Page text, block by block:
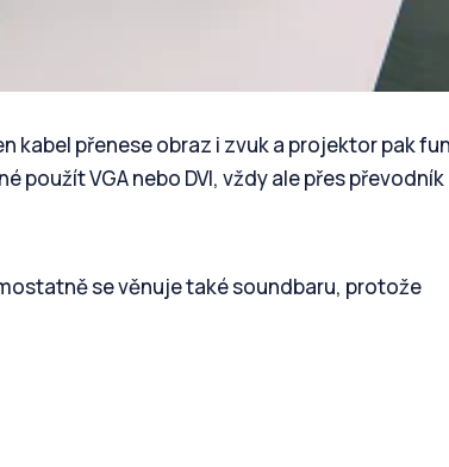
kabel přenese obraz i zvuk a projektor pak
VGA nebo DVI, vždy ale přes převodník
se věnuje také soundbaru, protože